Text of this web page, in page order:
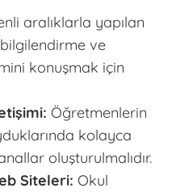
aralıklarla yapılan
ve
konuşmak için
Öğretmenlerin
kolayca
oluşturulmalıdır.
Siteleri: Okul